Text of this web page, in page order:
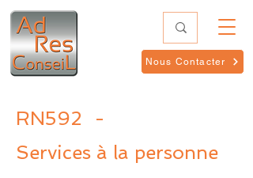
Nous Contacter
RN592
-
Services à la personne